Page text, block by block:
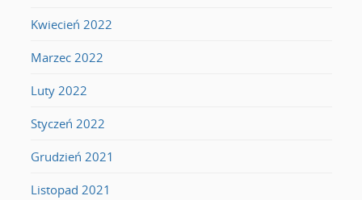
Kwiecień 2022
Marzec 2022
Luty 2022
Styczeń 2022
Grudzień 2021
Listopad 2021